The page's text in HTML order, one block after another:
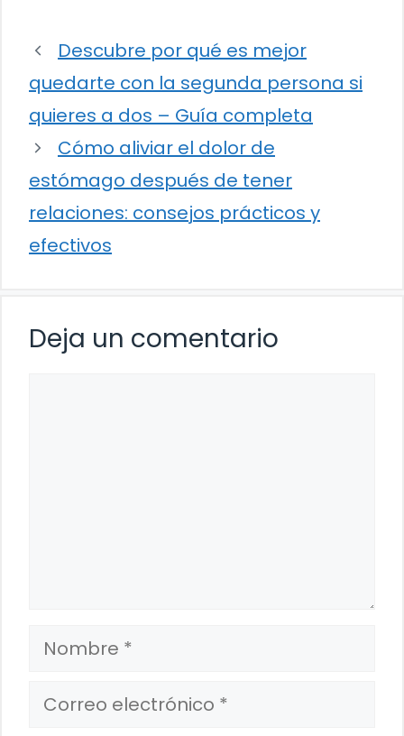
Descubre por qué es mejor
quedarte con la segunda persona si
quieres a dos – Guía completa
Cómo aliviar el dolor de
estómago después de tener
relaciones: consejos prácticos y
efectivos
Deja un comentario
Nombre
Correo
electrónico